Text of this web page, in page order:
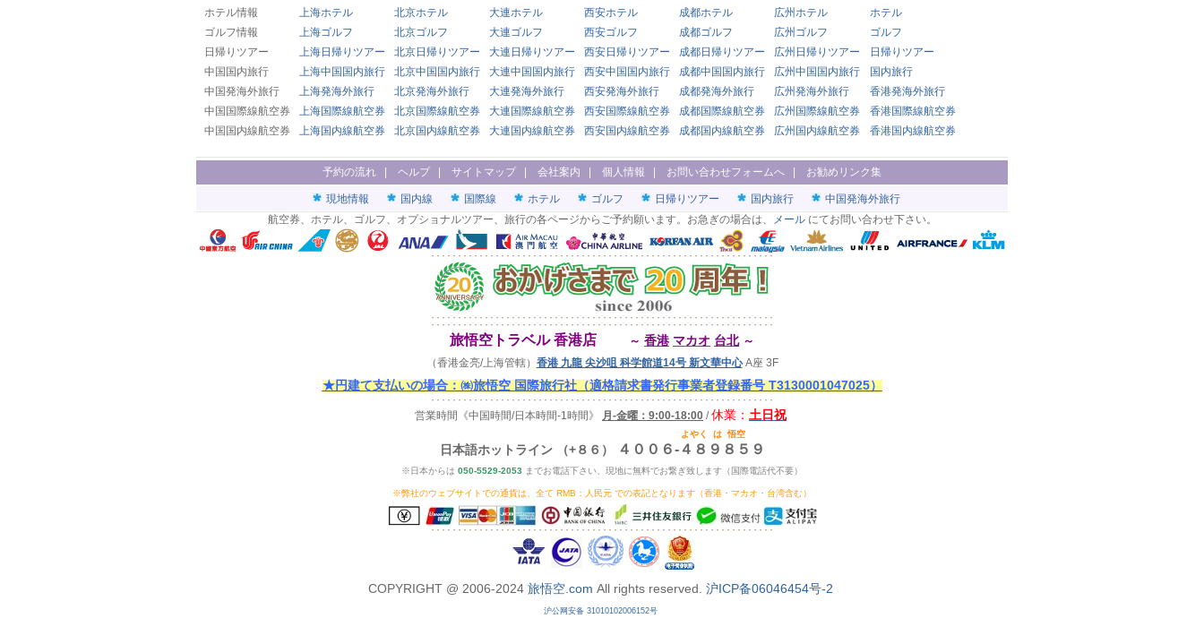
ホテル情報
上海ホテル 北京ホテル 大連ホテル 西安ホテル 成都ホテル 広州ホテル
ホテル
ゴルフ情報
上海ゴルフ 北京ゴルフ 大連ゴルフ 西安ゴルフ 成都ゴルフ 広州ゴルフ
ゴルフ
日帰りツアー
上海日帰りツアー 北京日帰りツアー 大連日帰りツアー 西安日帰りツアー 成都日帰りツアー 広州日帰りツアー
日帰りツアー
中国国内旅行
上海中国国内旅行 北京中国国内旅行 大連中国国内旅行 西安中国国内旅行 成都中国国内旅行 広州中国国内旅行
国内旅行
中国発海外旅行
上海発海外旅行 北京発海外旅行 大連発海外旅行 西安発海外旅行 成都発海外旅行 広州発海外旅行
香港発海外旅行
中国国際線航空券
上海国際線航空券 北京国際線航空券 大連国際線航空券 西安国際線航空券 成都国際線航空券 広州国際線航空券
香港国際線航空券
中国国内線航空券
上海国内線航空券 北京国内線航空券 大連国内線航空券 西安国内線航空券 成都国内線航空券 広州国内線航空券 香港国内線航空券
予約の流れ ヘルプ サイトマップ 会社案内 個人情報 お問い合わせフォームへ お勧めリンク集
現地情報 国内線 国際線 ホテル ゴルフ 日帰りツアー 国内旅行
中国発海外旅行
航空券、ホテル、ゴルフ、オプショナルツアー、旅行の各ページからご予約願います。お急ぎの場合は、
メールにてお問い合わせ下さい。
旅悟空トラベル 香港店 ～ 香港 マカオ 台北～
（香港金亮/上海管轄） 香港 九龍 尖沙咀 科学館道14号 新文華中心A座 3F
★円建て支払いの場合：㈱旅悟空 国際旅行社（適格請求書発行事業者登録番号 T3130001047025）
営業時間 《中国時間/日本時間-1時間》 月-金曜：9:00-18:00 /休業： 土日祝
よやく は 悟空
日本語ホットライン （+８６） ４００６-４８９８５９
※日本からは 050-5529-2053 までお電話下さい、現地に無料でお繋ぎ致します（国際電話代不要）
※弊社のウェブサイトでの通貨は、全て RMB：人民元 での表記となります（香港・マカオ・台湾含む）
COPYRIGHT @ 2006-2024 旅悟空.com All rights reserved. 沪ICP备06046454号-2
沪公网安备 31010102006152号